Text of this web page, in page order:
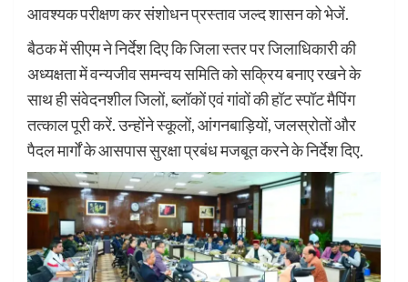
आवश्यक परीक्षण कर संशोधन प्रस्ताव जल्द शासन को भेजें.
बैठक में सीएम ने निर्देश दिए कि जिला स्तर पर जिलाधिकारी की
अध्यक्षता में वन्यजीव समन्वय समिति को सक्रिय बनाए रखने के
साथ ही संवेदनशील जिलों, ब्लॉकों एवं गांवों की हॉट स्पॉट मैपिंग
तत्काल पूरी करें. उन्होंने स्कूलों, आंगनबाड़ियों, जलस्रोतों और
पैदल मार्गों के आसपास सुरक्षा प्रबंध मजबूत करने के निर्देश दिए.